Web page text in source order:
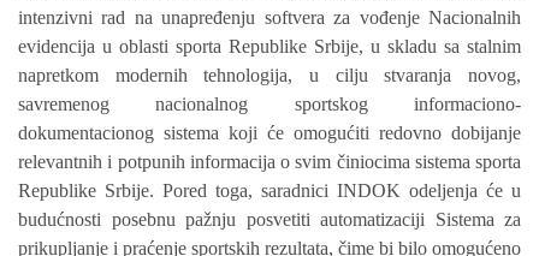
intenzivni rad na unapređenju softvera za vođenje Nacionalnih
evidencija u oblasti sporta Republike Srbije, u skladu sa stalnim
napretkom modernih tehnologija, u cilju stvaranja novog,
savremenog nacionalnog sportskog informaciono-
dokumentacionog sistema koji će omogućiti redovno dobijanje
relevantnih i potpunih informacija o svim činiocima sistema sporta
Republike Srbije. Pored toga, saradnici INDOK odeljenja će u
budućnosti posebnu pažnju posvetiti automatizaciji Sistema za
prikupljanje i praćenje sportskih rezultata, čime bi bilo omogućeno